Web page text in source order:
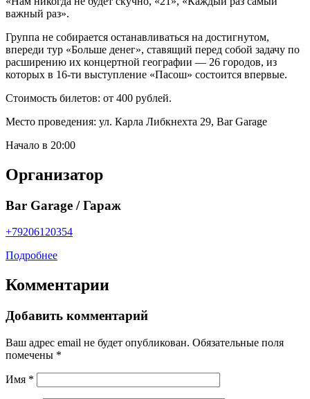
важный раз».
Группа не собирается останавливаться на достигнутом,
впереди тур «Больше денег», ставящий перед собой задачу по
расширению их концертной географии — 26 городов, из
которых в 16-ти выступление «Пасош» состоится впервые.
Стоимость билетов: от 400 рублей.
Место проведения: ул. Карла Либкнехта 29, Bar Garage
Начало в 20:00
Организатор
Bar Garage / Гараж
+79206120354
Подробнее
Комментарии
Добавить комментарий
Ваш адрес email не будет опубликован. Обязательные поля
помечены *
Имя *